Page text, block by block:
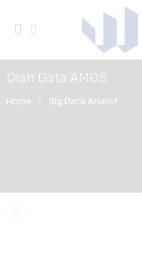
Olah Data AMOS
Home Big Data Analist